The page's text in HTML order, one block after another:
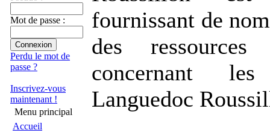
Mot de passe :
Perdu le mot de
passe ?
Inscrivez-vous
maintenant !
Menu principal
Accueil
fournissant de
des
concernant
Languedoc